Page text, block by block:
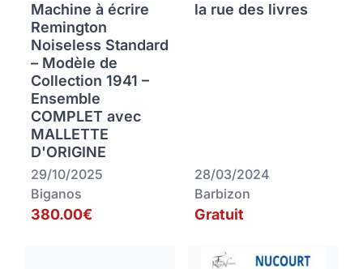
Machine à écrire
Remington
Noiseless Standard
– Modèle de
Collection 1941 –
Ensemble
COMPLET avec
MALLETTE
D'ORIGINE
29/10/2025
Biganos
380.00€
la rue des livres
28/03/2024
Barbizon
Gratuit